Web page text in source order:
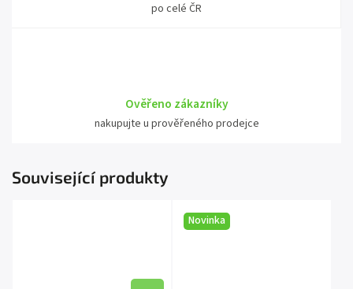
po celé ČR
Ověřeno zákazníky
nakupujte u prověřeného prodejce
Související produkty
Novinka